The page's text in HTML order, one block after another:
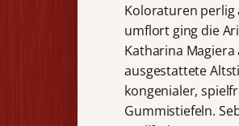
Koloraturen perlig
umflort ging die
Katharina
ausgestattete
kongenialer,
Gummistiefeln.